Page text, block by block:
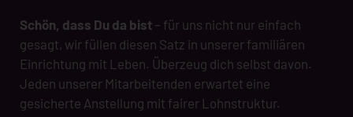
Schön, dass Du da bist– für uns nicht nur einfach
gesagt, wir füllen diesen Satz in unserer familiären
Einrichtung mit Leben. Überzeug dich selbst davon.
Jeden unserer Mitarbeitenden erwartet eine
gesicherte Anstellung mit fairer Lohnstruktur.